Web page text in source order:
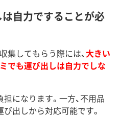
自力ですることが必
集してもらう際には、大きい
でも運び出しは自力でしな
になります。一方、不用品
出しから対応可能です。